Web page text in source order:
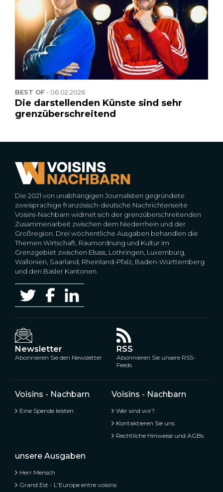
BEST OF- 06.02.2026
Die darstellenden Künste sind sehr
grenzüberschreitend
Die 2021 von unabhängigen Journalisten gegründete
zweisprachige französisch-deutsche Nachrichtenseite
Voisins-Nachbarn widmet sich der grenzüberschreitenden
Zusammenarbeit zwischen dem Niederrhein und der
Großregion. Drei wöchentliche Ausgaben behandlen die
Themen Wirtschaft, Raumordnung und Kultur im
Grenzgebiet zwischen Elsass, Lothringen, Luxemburg,
Wallonien, Saarland, Rheinland-Pfalz, Baden-Württemberg
und den Basler Kantonen.
Newsletter
Abonnieren Sie den Newsletter
RSS
Abonnieren Sie unsere RSS-
Feeds
Voisins - Nachbarn
Eine Spende leisten
Voisins - Nachbarn
Wer sind wir?
Kontaktieren Sie uns
Rechtliche Hinweise und AGBs
unsere Ausgaben
Herr Mensch
Grand Est - L'Europe entre voisins